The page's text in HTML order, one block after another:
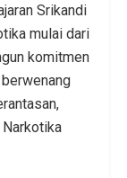
Srikandi
mulai dari
komitmen
Narkotika